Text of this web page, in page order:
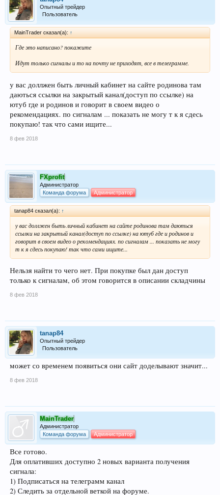
Опытный трейдер
Пользователь
MainTrader сказал(а): ↑
Где это написано? покажите
Идут только сигналы и то на почту не приходят, все в телеграмме.
у вас доллжен быть личный кабинет на сайте родинова там
даються ссылки на закрытый канал(доступ по ссылке) на
ютуб где и родинов и говорит в своем видео о
рекомендациях. по сигналам ... показать не могу т к я сдесь
покупаю! так что сами ищите...
8 фев 2018
FXprofit
Администратор
Команда форума
Администратор
tanap84 сказал(а): ↑
у вас доллжен быть личный кабинет на сайте родинова там даються
ссылки на закрытый канал(доступ по ссылке) на ютуб где и родинов и
говорит в своем видео о рекомендациях. по сигналам ... показать не могу
т к я сдесь покупаю! так что сами ищите...
Нельзя найти то чего нет. При покупке был дан доступ
только к сигналам, об этом говорится в описании складчины
8 фев 2018
tanap84
Опытный трейдер
Пользователь
может со временем появиться они сайт доделывают значит...
8 фев 2018
MainTrader
Администратор
Команда форума
Администратор
Все готово.
Для оплативших доступно 2 новых варианта получения
сигнала:
1) Подписаться на телеграмм канал
2) Следить за отдельной веткой на форуме.